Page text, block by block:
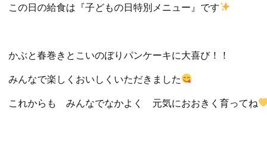
この日の給食は『子どもの日特別メニュー』です
かぶと春巻きとこいのぼりパンケーキに大喜び！！
みんなで楽しくおいしくいただきました
これからも みんなでなかよく 元気におおきく育ってね